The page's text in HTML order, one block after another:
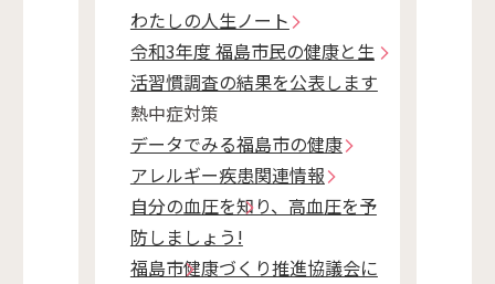
わたしの人生ノート
令和3年度 福島市民の健康と生
活習慣調査の結果を公表します
熱中症対策
データでみる福島市の健康
アレルギー疾患関連情報
自分の血圧を知り、高血圧を予
防しましょう!
福島市健康づくり推進協議会に